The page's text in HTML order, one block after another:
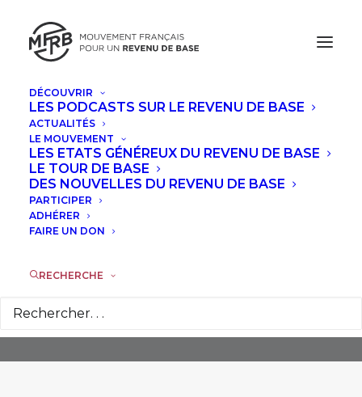
DÉCOUVRIR
LES PODCASTS SUR LE REVENU DE BASE
ACTUALITÉS
LE MOUVEMENT
LES ETATS GÉNÉREUX DU REVENU DE BASE
LE TOUR DE BASE
DES NOUVELLES DU REVENU DE BASE
PARTICIPER
ADHÉRER
FAIRE UN DON
RECHERCHE
Revenu De Base